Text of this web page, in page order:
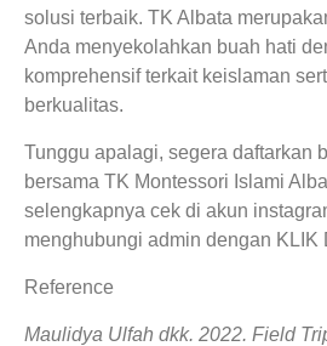
solusi terbaik. TK Albata
Anda menyekolahkan buah hati
komprehensif terkait keislaman
berkualitas.
Tunggu apalagi, segera daftarkan
bersama TK Montessori Islami
selengkapnya cek di akun
menghubungi admin dengan KLIK
Reference
Maulidya Ulfah dkk. 2022. Field